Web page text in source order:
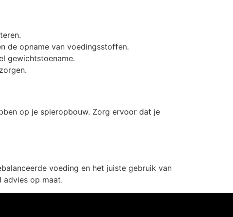
de opname van voedingsstoffen.
gewichtstoename.
op je spieropbouw. Zorg ervoor dat je
voeding en het juiste gebruik van
advies op maat.